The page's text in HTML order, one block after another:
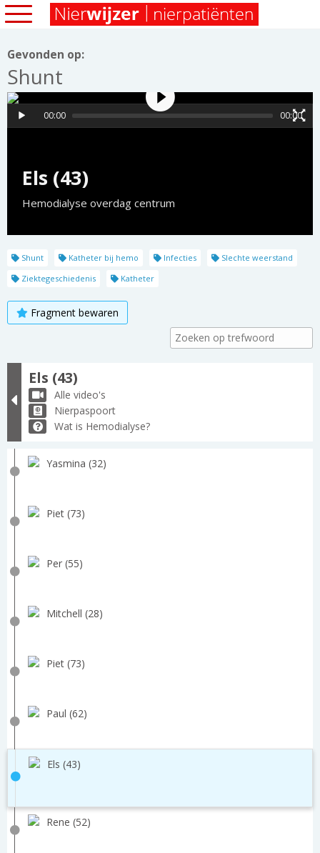
Gevonden op:
Shunt
Els (43)
Hemodialyse overdag centrum
00:00 00:00
Shunt Katheter bij hemo Infecties
Slechte weerstand
Ziektegeschiedenis
Katheter
Fragment bewaren
Els (43)
Alle video's
Nierpaspoort
Wat is Hemodialyse?
Yasmina (32)
Piet (73)
Per (55)
Mitchell (28)
Piet (73)
Paul (62)
Els (43)
Rene (52)